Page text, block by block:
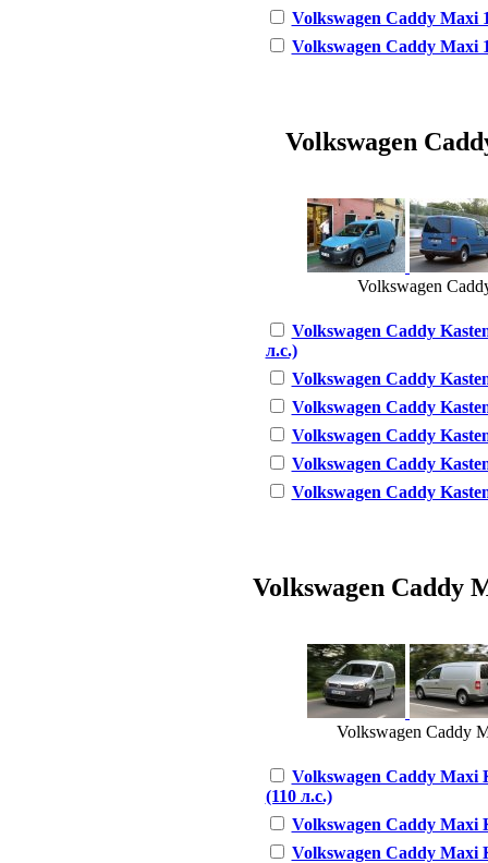
Volkswagen Caddy Maxi
Volkswagen Caddy Maxi
Volkswagen
Volkswagen
Volkswagen Caddy
л.с.)
Volkswagen Caddy
Volkswagen Caddy
Volkswagen Caddy
Volkswagen Caddy
Volkswagen Caddy
Volkswagen Caddy
Volkswagen Caddy
Volkswagen Caddy Maxi
(110 л.с.)
Volkswagen Caddy Maxi
Volkswagen Caddy Maxi